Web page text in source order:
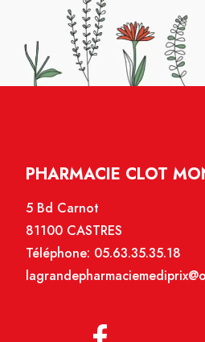
PHARMACIE CLOT
5 Bd Carnot
81100 CASTRES
Téléphone: 05.63.35.35.18